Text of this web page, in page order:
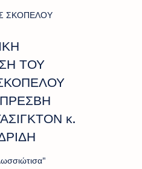
ΤΟΥ
κ.